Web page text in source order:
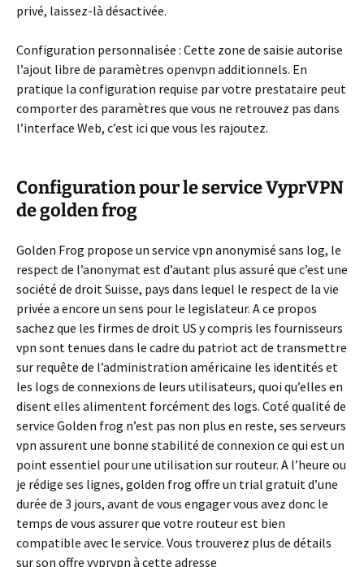
privé, laissez-là désactivée.
Configuration personnalisée : Cette zone de saisie autorise
l’ajout libre de paramètres openvpn additionnels. En
pratique la configuration requise par votre prestataire peut
comporter des paramètres que vous ne retrouvez pas dans
l’interface Web, c’est ici que vous les rajoutez.
Configuration pour le service VyprVPN
de golden frog
Golden Frog propose un service vpn anonymisé sans log, le
respect de l’anonymat est d’autant plus assuré que c’est une
société de droit Suisse, pays dans lequel le respect de la vie
privée a encore un sens pour le legislateur. A ce propos
sachez que les firmes de droit US y compris les fournisseurs
vpn sont tenues dans le cadre du patriot act de transmettre
sur requête de l’administration américaine les identités et
les logs de connexions de leurs utilisateurs, quoi qu’elles en
disent elles alimentent forcément des logs. Coté qualité de
service Golden frog n’est pas non plus en reste, ses serveurs
vpn assurent une bonne stabilité de connexion ce qui est un
point essentiel pour une utilisation sur routeur. A l’heure ou
je rédige ses lignes, golden frog offre un trial gratuit d’une
durée de 3 jours, avant de vous engager vous avez donc le
temps de vous assurer que votre routeur est bien
compatible avec le service. Vous trouverez plus de détails
sur son offre vyprvpn à cette adresse